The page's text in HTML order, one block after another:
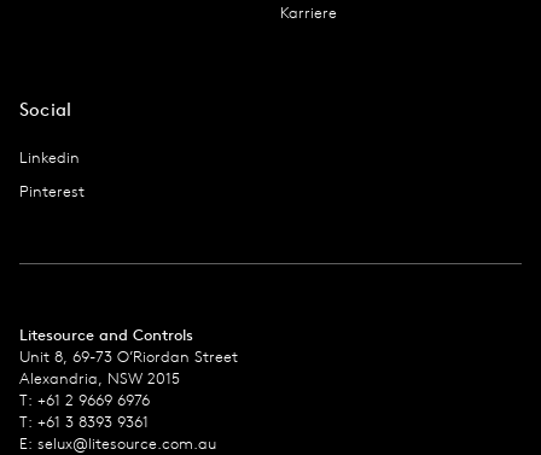
Karriere
Social
Linkedin
Pinterest
Litesource and Controls
Unit 8, 69-73 O’Riordan Street
Alexandria, NSW 2015
T: +61 2 9669 6976
T: +61 3 8393 9361
E: selux@litesource.com.au